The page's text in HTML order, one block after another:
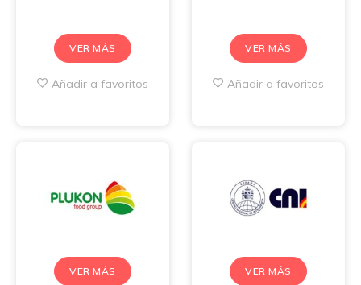
VER MÁS
Añadir a favoritos
VER MÁS
Añadir a favoritos
VER MÁS VER MÁS